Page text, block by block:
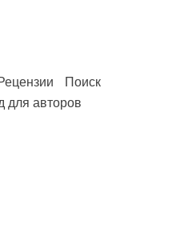
Поиск
для авторов